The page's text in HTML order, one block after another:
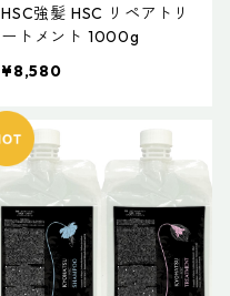
HSC強髪 HSC リペアトリ
ートメント 1000g
¥8,580